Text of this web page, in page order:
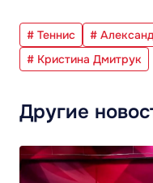
# Теннис
#
# Кристина Дмитрук
Другие